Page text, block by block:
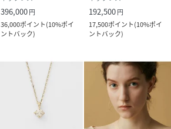
396,000円
36,000ポイント(10%ポイ
ントバック)
192,500円
17,500ポイント(10%ポイ
ントバック)